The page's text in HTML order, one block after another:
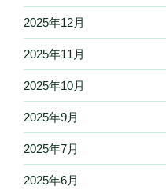
2025年12月
2025年11月
2025年10月
2025年9月
2025年7月
2025年6月